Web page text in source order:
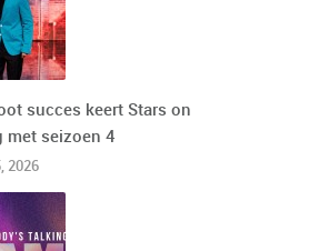
succes keert Stars on
met seizoen 4
2026